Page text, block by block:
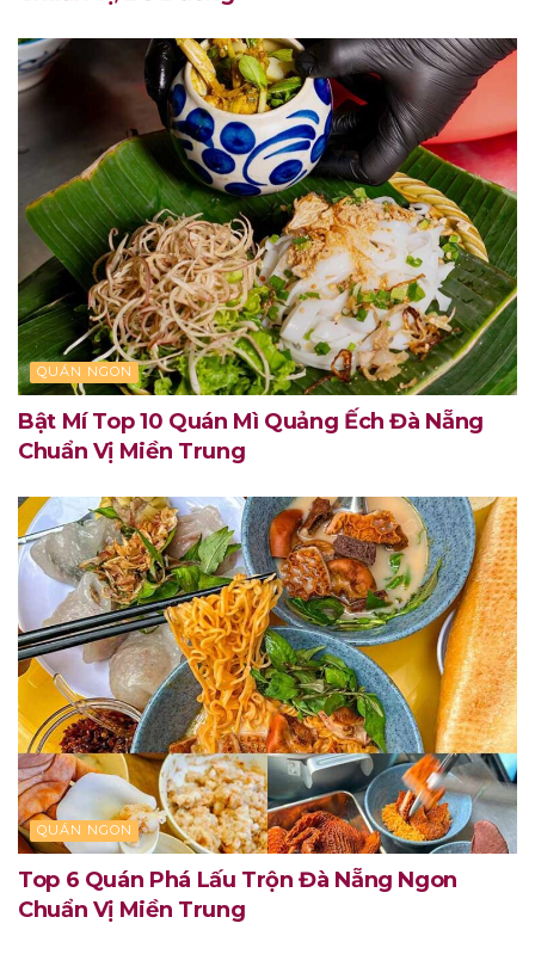
QUÁN NGON
Bật Mí Top 10 Quán Mì Quảng Ếch Đà Nẵng
Chuẩn Vị Miền Trung
QUÁN NGON
Top 6 Quán Phá Lấu Trộn Đà Nẵng Ngon
Chuẩn Vị Miền Trung